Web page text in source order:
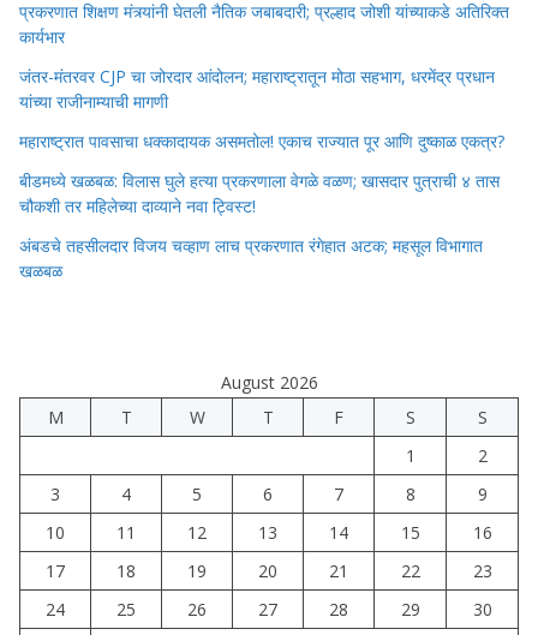
प्रकरणात शिक्षण मंत्र्यांनी घेतली नैतिक जबाबदारी; प्रल्हाद जोशी यांच्याकडे अतिरिक्त
कार्यभार
जंतर-मंतरवर CJP चा जोरदार आंदोलन; महाराष्ट्रातून मोठा सहभाग, धरमेंद्र प्रधान
यांच्या राजीनाम्याची मागणी
महाराष्ट्रात पावसाचा धक्कादायक असमतोल! एकाच राज्यात पूर आणि दुष्काळ एकत्र?
बीडमध्ये खळबळ: विलास घुले हत्या प्रकरणाला वेगळे वळण; खासदार पुत्राची ४ तास
चौकशी तर महिलेच्या दाव्याने नवा ट्विस्ट!
अंबडचे तहसीलदार विजय चव्हाण लाच प्रकरणात रंगेहात अटक; महसूल विभागात
खळबळ
August 2026
M
T W T F S
S
1
2
3
4 5 6 7 8
9
10
11 12 13 14 15
16
17
18 19 20 21 22
23
24
25 26 27 28 29
30